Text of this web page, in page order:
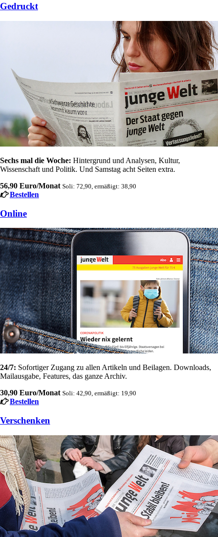
Gedruckt
Sechs mal die Woche: Hintergrund und Analysen, Kultur,
Wissenschaft und Politik. Und Samstag acht Seiten extra.
56,90 Euro/Monat Soli: 72,90, ermäßigt: 38,90
Bestellen
Online
24/7: Sofortiger Zugang zu allen Artikeln und Beilagen. Downloads,
Mailausgabe, Features, das ganze Archiv.
30,90 Euro/Monat Soli: 42,90, ermäßigt: 19,90
Bestellen
Verschenken